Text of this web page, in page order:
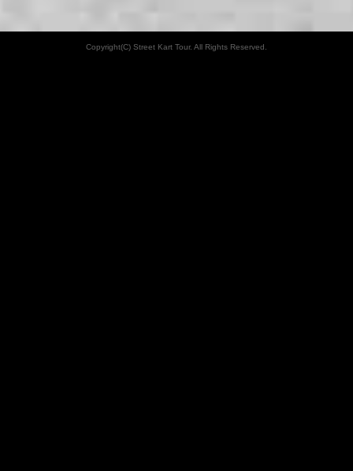
Copyright(C) Street Kart Tour. All Rights Reserved.